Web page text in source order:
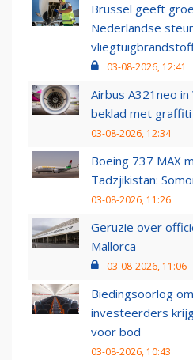
Brussel geeft
Nederlandse
03-08-2026, 12:41
Airbus A321neo
beklad met graffiti
03-08-2026, 12:34
Boeing 737 MAX
Tadzjikistan:
03-08-2026, 11:26
Geruzie over
Mallorca
03-08-2026, 11:06
Biedingsoorlog
investeerders
voor bod
03-08-2026, 10:43